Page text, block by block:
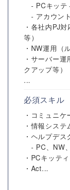
- PCキッテ
- アカウン
・各社内PJ
等）
・NW運用（
・サーバー
クアップ等）
...
必須スキル
・コミュニケ
・情報シス
・ヘルプデス
- PC、NW
・PCキッテ
・Act...